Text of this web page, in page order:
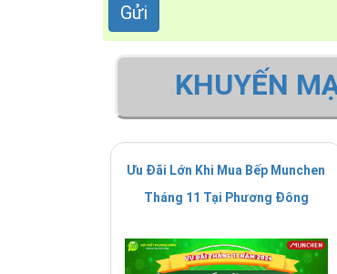
KHUYẾN
Ưu Đãi Lớn Khi Mua Bếp Munchen
Tháng 11 Tại Phương Đông